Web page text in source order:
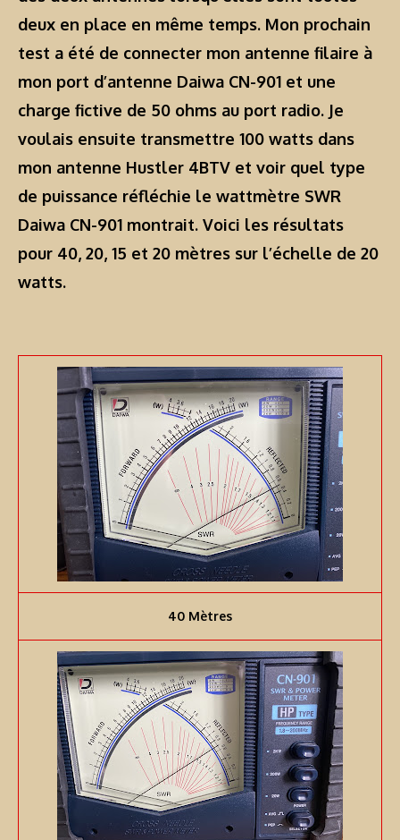
deux en place en même temps. Mon prochain
test a été de connecter mon antenne filaire à
mon port d’antenne Daiwa CN-901 et une
charge fictive de 50 ohms au port radio. Je
voulais ensuite transmettre 100 watts dans
mon antenne Hustler 4BTV et voir quel type
de puissance réfléchie le wattmètre SWR
Daiwa CN-901 montrait. Voici les résultats
pour 40, 20, 15 et 20 mètres sur l’échelle de 20
watts.
40 Mètres